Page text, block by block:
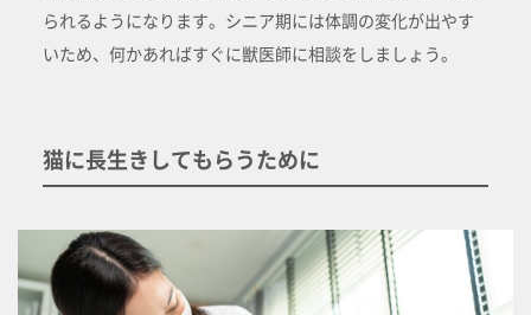
られるようになります。シニア期には体調の変化が出やす
いため、何かあればすぐに獣医師に相談をしましょう。
猫に長生きしてもらうために